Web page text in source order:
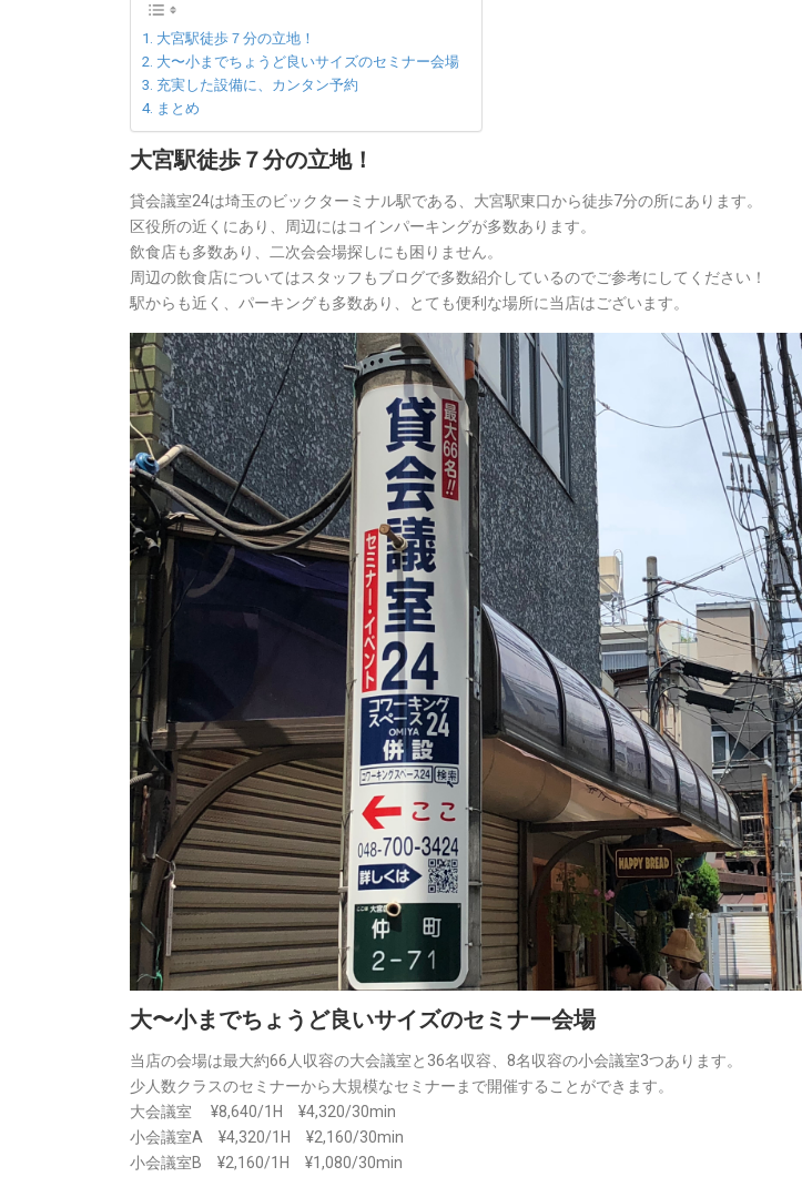
大宮駅徒歩７分の立地！
大〜小までちょうど良いサイズのセミナー会場
充実した設備に、カンタン予約
まとめ
大宮駅徒歩７分の立地！
貸会議室24は埼玉のビックターミナル駅である、大宮駅東口から徒歩7分の所にあります。
区役所の近くにあり、周辺にはコインパーキングが多数あります。
飲食店も多数あり、二次会会場探しにも困りません。
周辺の飲食店についてはスタッフもブログで多数紹介しているのでご参考にしてください！
駅からも近く、パーキングも多数あり、とても便利な場所に当店はございます。
大〜小までちょうど良いサイズのセミナー会場
当店の会場は最大約66人収容の大会議室と36名収容、8名収容の小会議室3つあります。
少人数クラスのセミナーから大規模なセミナーまで開催することができます。
大会議室 ¥8,640/1H ¥4,320/30min
小会議室A ¥4,320/1H ¥2,160/30min
小会議室B ¥2,160/1H ¥1,080/30min